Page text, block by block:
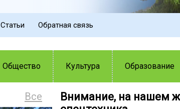
Статьи Обратная связь
Общество Культура Образование
Все
Внимание, на нашем